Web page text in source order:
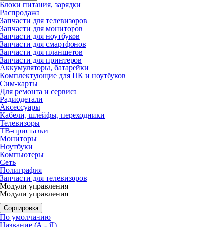
Блоки питания, зарядки
Распродажа
Запчасти для телевизоров
Запчасти для мониторов
Запчасти для ноутбуков
Запчасти для смартфонов
Запчасти для планшетов
Запчасти для принтеров
Аккумуляторы, батарейки
Комплектующие для ПК и ноутбуков
Сим-карты
Для ремонта и сервиса
Радиодетали
Аксессуары
Кабели, шлейфы, переходники
Телевизоры
ТВ-приставки
Мониторы
Ноутбуки
Компьютеры
Сеть
Полиграфия
Запчасти для телевизоров
Модули управления
Модули управления
Сортировка
По умолчанию
Название (А - Я)